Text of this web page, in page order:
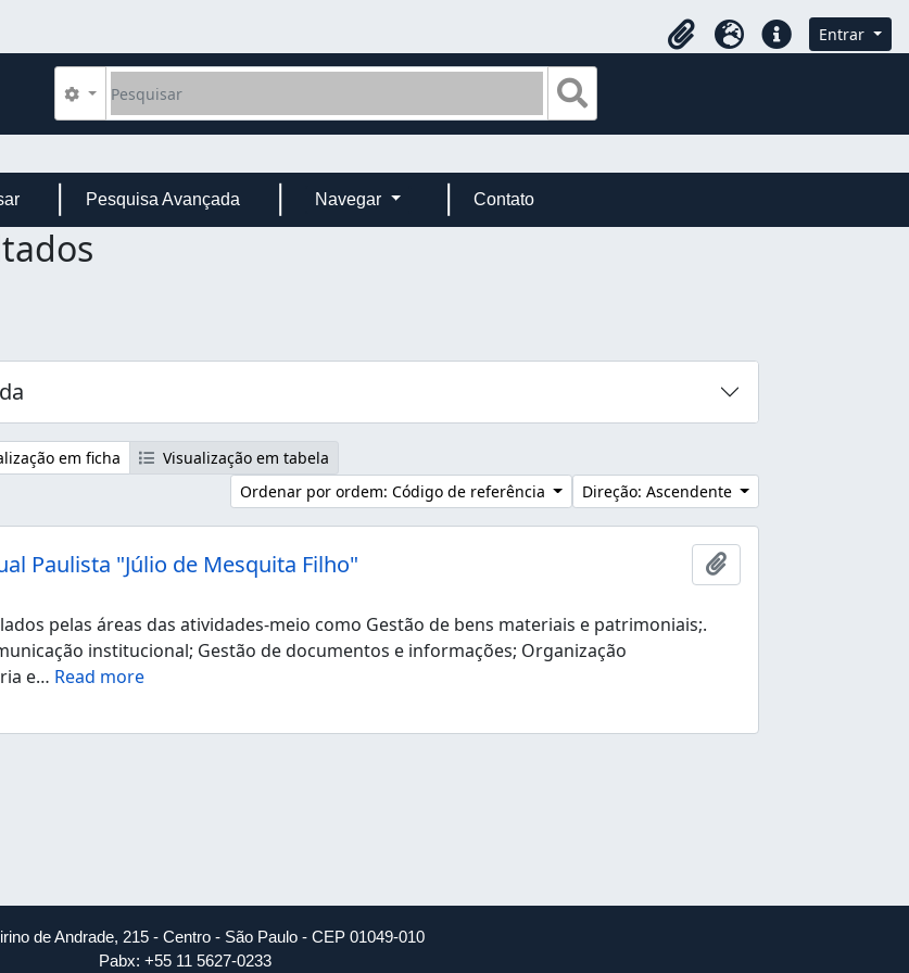
Área de transferência
IdiomaLigações rápidas
Entrar
Pesquisar
Opções de busca
Pesquisa Avançada Navegar Contato
em ficha
Visualização em tabela
Ordenar por ordem: Código de referência
Direção: Ascendente
Paulista "Júlio de Mesquita Filho"
Adicionar à área de
pelas áreas das atividades-meio como Gestão de bens materiais e patrimoniais;.
institucional; Gestão de documentos e informações; Organização
e… Read more
de Andrade, 215 - Centro - São Paulo - CEP 01049-010
Pabx: +55 11 5627-0233